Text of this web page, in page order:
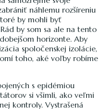
náhlemu rozšíreniu
by mohli byť
by som sa ale na tento
horizonte. Aby
spoločenskej izolácie,
toho, aké voľby robíme
s epidémiou
si všimli, ako veľmi
kontroly. Vystrašená